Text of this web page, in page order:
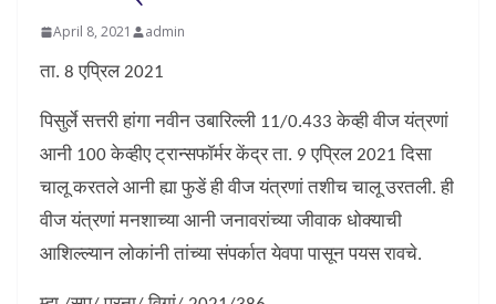
April 8, 2021 admin
ता. 8 एप्रिल 2021
पिसुर्ले सत्तरी हांगा नवीन उबारिल्ली 11/0.433 केव्ही वीज यंत्रणां
आनी 100 केव्हीए ट्रान्सफॉर्मर केंद्र ता. 9 एप्रिल 2021 दिसा
चालू करतले आनी ह्या फुडें ही वीज यंत्रणां तशीच चालू उरतली. ही
वीज यंत्रणां मनशाच्या आनी जनावरांच्या जीवाक धोक्याची
आशिल्ल्यान लोकांनी तांच्या संपर्कात येवपा पासून पयस रावचे.